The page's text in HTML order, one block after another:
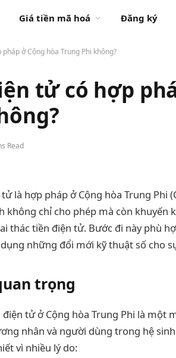
Giá tiền mã hoá Đăng ký
ở Cộng hòa Trung Phi không?
tử có hợp
Read
là hợp pháp ở Cộng hòa Trung Phi
chỉ cho phép mà còn khuyến
thác tiền điện tử. Bước đi này phù
những đổi mới kỹ thuật số cho
trọng
tử ở Cộng hòa Trung Phi là một
nhân và người dùng trong hệ
vì nhiều lý do: